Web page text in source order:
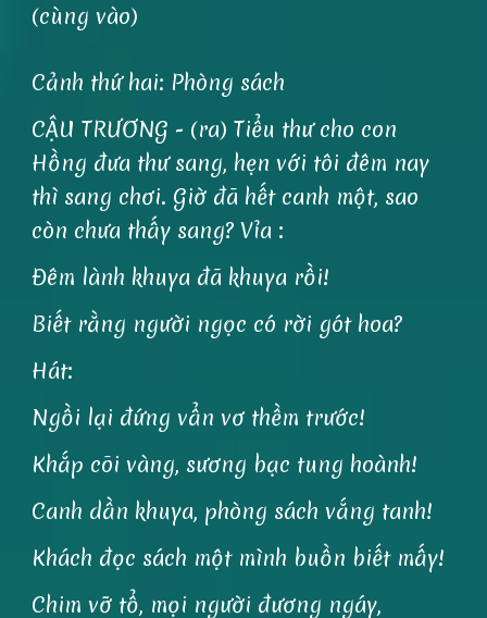
(cùng vào)
Cảnh thứ hai: Phòng sách
CẬU TRƯƠNG - (ra) Tiểu thư cho con
Hồng đưa thư sang, hẹn với tôi đêm nay
thì sang chơi. Giờ đã hết canh một, sao
còn chưa thấy sang? Vỉa :
Đêm lành khuya đã khuya rồi!
Biết rằng người ngọc có rời gót hoa?
Hát:
Ngồi lại đứng vẩn vơ thềm trước!
Khắp cõi vàng, sương bạc tung hoành!
Canh dần khuya, phòng sách vắng tanh!
Khách đọc sách một mình buồn biết mấy!
Chim vỡ tổ, mọi người đương ngáy,